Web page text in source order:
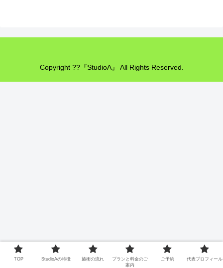
Copyright ??『StudioA』 All Rights Reserved.
TOP StudioAの特徴 施術の流れ
プランと料金のご
案内
ご予約 代表プロフィール